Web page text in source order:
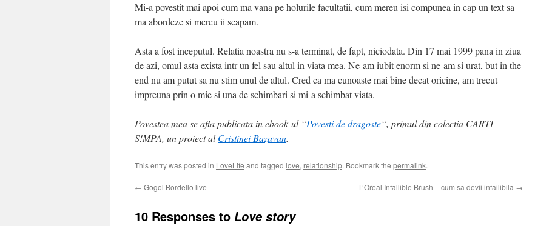
Mi-a povestit mai apoi cum ma vana pe holurile facultatii, cum mereu isi compunea in cap un text sa
ma abordeze si mereu ii scapam.
Asta a fost inceputul. Relatia noastra nu s-a terminat, de fapt, niciodata. Din 17 mai 1999 pana in ziua
de azi, omul asta exista intr-un fel sau altul in viata mea. Ne-am iubit enorm si ne-am si urat, but in the
end nu am putut sa nu stim unul de altul. Cred ca ma cunoaste mai bine decat oricine, am trecut
impreuna prin o mie si una de schimbari si mi-a schimbat viata.
Povestea mea se afla publicata in ebook-ul “Povesti de dragoste“, primul din colectia CARTI
S!MPA, un proiect alCristinei Bazavan.
This entry was posted in LoveLife and tagged love, relationship. Bookmark the permalink.
← Gogol Bordello live L’Oreal Infallible Brush – cum sa devii infailibila →
10 Responses to Love story